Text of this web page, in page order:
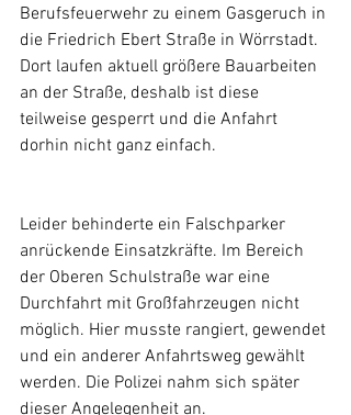
Berufsfeuerwehr zu einem Gasgeruch in
die Friedrich Ebert Straße in Wörrstadt.
Dort laufen aktuell größere Bauarbeiten
an der Straße, deshalb ist diese
teilweise gesperrt und die Anfahrt
dorhin nicht ganz einfach.
Leider behinderte ein Falschparker
anrückende Einsatzkräfte. Im Bereich
der Oberen Schulstraße war eine
Durchfahrt mit Großfahrzeugen nicht
möglich. Hier musste rangiert, gewendet
und ein anderer Anfahrtsweg gewählt
werden. Die Polizei nahm sich später
dieser Angelegenheit an.